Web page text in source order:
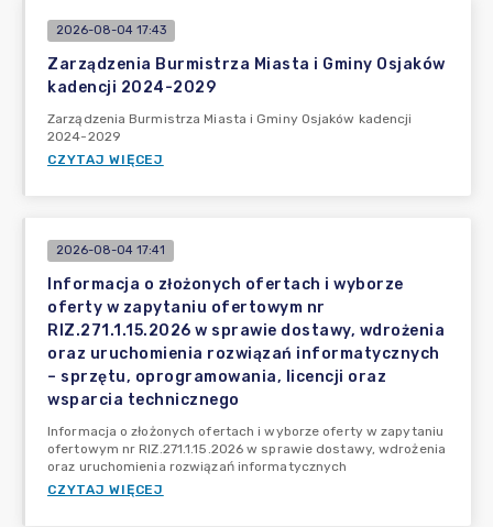
2026-08-04 17:43
Zarządzenia Burmistrza Miasta i Gminy Osjaków
kadencji 2024-2029
Zarządzenia Burmistrza Miasta i Gminy Osjaków kadencji
2024-2029
CZYTAJ WIĘCEJ
2026-08-04 17:41
Informacja o złożonych ofertach i wyborze
oferty w zapytaniu ofertowym nr
RIZ.271.1.15.2026 w sprawie dostawy, wdrożenia
oraz uruchomienia rozwiązań informatycznych
– sprzętu, oprogramowania, licencji oraz
wsparcia technicznego
Informacja o złożonych ofertach i wyborze oferty w zapytaniu
ofertowym nr RIZ.271.1.15.2026 w sprawie dostawy, wdrożenia
oraz uruchomienia rozwiązań informatycznych
CZYTAJ WIĘCEJ